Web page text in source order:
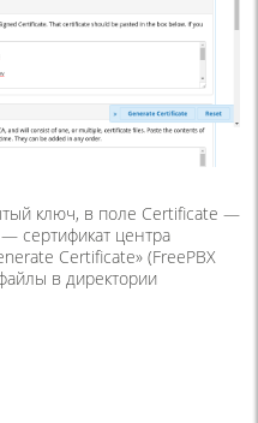
ключ, в поле Certificate —
сертификат центра
Certificate» (FreePBX
в директории